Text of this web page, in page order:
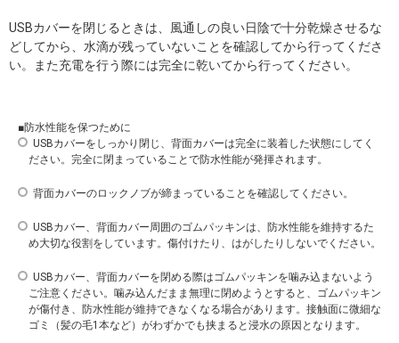
USBカバーを閉じるときは、風通しの良い日陰で十分乾燥させるな
どしてから、水滴が残っていないことを確認してから行ってくださ
い。また充電を行う際には完全に乾いてから行ってください。
■防水性能を保つために
USBカバーをしっかり閉じ、背面カバーは完全に装着した状態にしてく
ださい。完全に閉まっていることで防水性能が発揮されます。
背面カバーのロックノブが締まっていることを確認してください。
USBカバー、背面カバー周囲のゴムパッキンは、防水性能を維持するた
め大切な役割をしています。傷付けたり、はがしたりしないでください。
USBカバー、背面カバーを閉める際はゴムパッキンを噛み込まないよう
ご注意ください。噛み込んだまま無理に閉めようとすると、ゴムパッキン
が傷付き、防水性能が維持できなくなる場合があります。接触面に微細な
ゴミ（髪の毛1本など）がわずかでも挟まると浸水の原因となります。